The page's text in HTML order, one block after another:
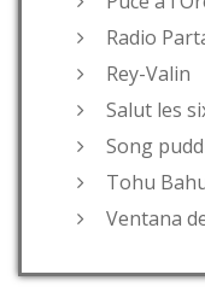
Radio
Rey-Valin
Salut les
Song
Tohu
Ventana